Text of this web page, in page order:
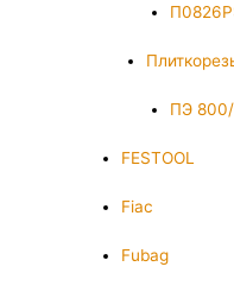
ПЭ
FESTOOL
Fiac
Fubag